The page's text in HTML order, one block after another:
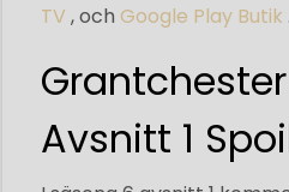
TV , och Google Play Butik .
Avsnitt 1